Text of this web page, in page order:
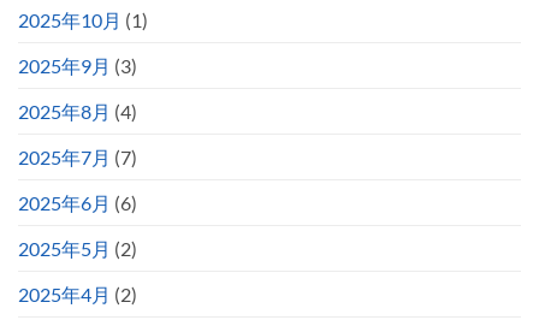
2025年10月 (1)
2025年9月 (3)
2025年8月 (4)
2025年7月 (7)
2025年6月 (6)
2025年5月 (2)
2025年4月 (2)